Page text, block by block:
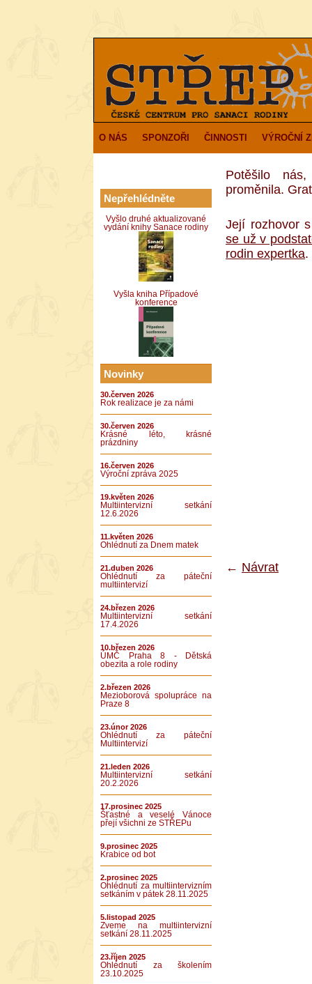
O NÁS SPONZOŘI ČINNOSTI VÝROČNÍ
Nepřehlédněte
Vyšlo druhé aktualizované
vydání knihy Sanace rodiny
Vyšla kniha Případové
konference
Novinky
30.červen 2026
Rok realizace je za námi
30.červen 2026
Krásné léto, krásné
prázdniny
16.červen 2026
Výroční zpráva 2025
19.květen 2026
Multiintervizní setkání
12.6.2026
11.květen 2026
Ohlédnutí za Dnem matek
21.duben 2026
Ohlédnutí za páteční
multiintervizí
24.březen 2026
Multiintervizní setkání
17.4.2026
10.březen 2026
ÚMČ Praha 8 - Dětská
obezita a role rodiny
2.březen 2026
Mezioborová spolupráce na
Praze 8
23.únor 2026
Ohlédnutí za páteční
Multiintervizí
21.leden 2026
Multiintervizní setkání
20.2.2026
17.prosinec 2025
Šťastné a veselé Vánoce
přejí všichni ze STŘEPu
9.prosinec 2025
Krabice od bot
2.prosinec 2025
Ohlédnutí za multiintervizním
setkáním v pátek 28.11.2025
5.listopad 2025
Zveme na multiintervizní
setkání 28.11.2025
23.říjen 2025
Ohlédnutí za školením
23.10.2025
Potěšilo
proměnila.
Její rozhovor
se už v
rodin expertka.
← Návrat